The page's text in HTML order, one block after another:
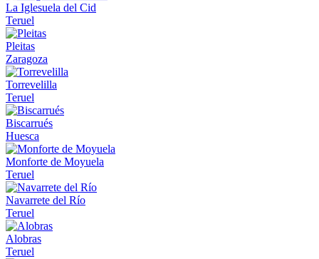
La Iglesuela del Cid
Teruel
Pleitas
Zaragoza
Torrevelilla
Teruel
Biscarrués
Huesca
Monforte de Moyuela
Teruel
Navarrete del Río
Teruel
Alobras
Teruel